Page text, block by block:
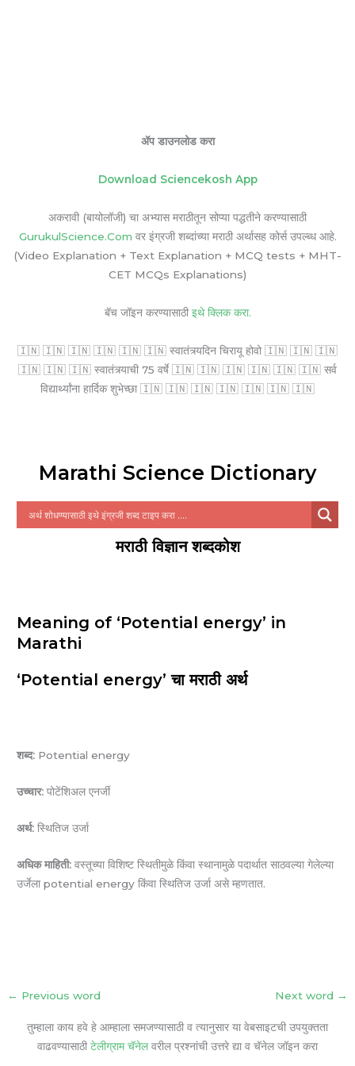
ॲप डाउनलोड करा
Download Sciencekosh App
अकरावी (बायोलॉजी) चा अभ्यास मराठीतून सोप्या पद्धतीने करण्यासाठी
GurukulScience.Com वर इंग्रजी शब्दांच्या मराठी अर्थासह कोर्स उपल्ब्ध आहे.
(Video Explanation + Text Explanation + MCQ tests + MHT-
CET MCQs Explanations)
बॅच जॉइन करण्यासाठी इथे क्लिक करा.
🇮🇳 🇮🇳 🇮🇳 🇮🇳 🇮🇳 🇮🇳 स्वातंत्र्यदिन चिरायू होवो 🇮🇳 🇮🇳 🇮🇳
🇮🇳 🇮🇳 🇮🇳 स्वातंत्र्याची 75 वर्षे 🇮🇳 🇮🇳 🇮🇳 🇮🇳 🇮🇳 🇮🇳 सर्व
विद्यार्थ्यांना हार्दिक शुभेच्छा 🇮🇳 🇮🇳 🇮🇳 🇮🇳 🇮🇳 🇮🇳 🇮🇳
Marathi Science Dictionary
मराठी विज्ञान शब्दकोश
Meaning of ‘Potential energy’ in
Marathi
‘Potential energy’ चा मराठी अर्थ
शब्द: Potential energy
उच्चार: पोटेंशिअल एनर्जी
अर्थ: स्थितिज उर्जा
अधिक माहिती: वस्तूच्या विशिष्ट स्थितीमुळे किंवा स्थानामुळे पदार्थात साठवल्या गेलेल्या
उर्जेला potential energy किंवा स्थितिज उर्जा असे म्हणतात.
← Previous word Next word →
तुम्हाला काय हवे हे आम्हाला समजण्यासाठी व त्यानुसार या वेबसाइटची उपयुक्तता
वाढवण्यासाठी टेलीग्राम चॅनेलवरील प्रश्नांची उत्तरे द्या व चॅनेल जॉइन करा